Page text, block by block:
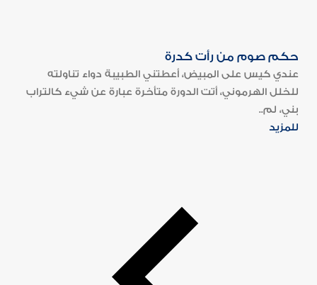
حكم صوم من رأت كدرة
عندي كيس على المبيض، أعطتني الطبيبة دواء تناولته
للخلل الهرموني، أتت الدورة متأخرة عبارة عن شيء كالتراب
بني، لم..
للمزيد